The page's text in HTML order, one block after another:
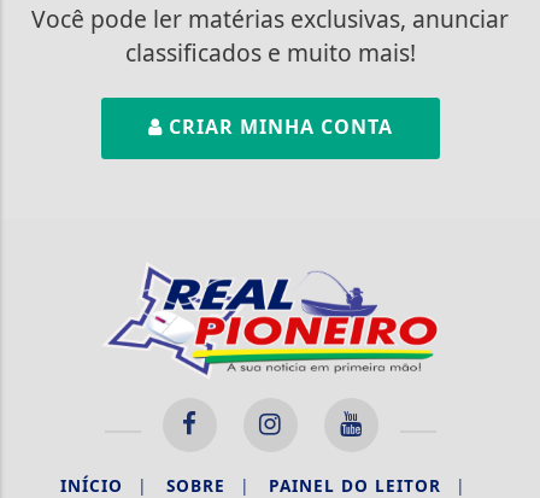
Você pode ler matérias exclusivas, anunciar
classificados e muito mais!
CRIAR MINHA CONTA
INÍCIO | SOBRE | PAINEL DO LEITOR |